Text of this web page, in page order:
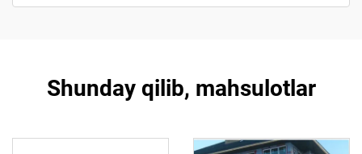
Shunday qilib, mahsulotlar